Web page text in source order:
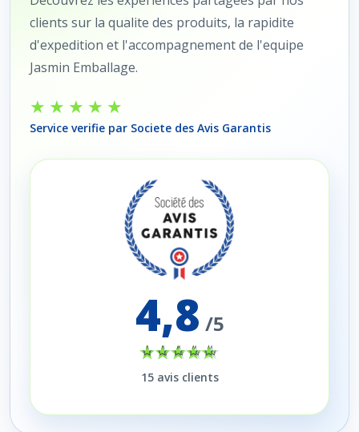
clients sur la qualite des produits, la rapidite
d'expedition et l'accompagnement de l'equipe
Jasmin Emballage.
★★★★★
Service verifie par Societe des Avis Garantis
4,8 /5
15avis clients